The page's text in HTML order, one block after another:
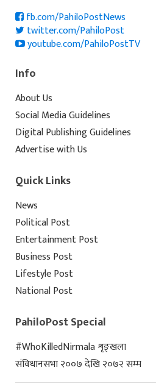
fb.com/PahiloPostNews
twitter.com/PahiloPost
youtube.com/PahiloPostTV
Info
About Us
Social Media Guidelines
Digital Publishing Guidelines
Advertise with Us
Quick Links
News
Political Post
Entertainment Post
Business Post
Lifestyle Post
National Post
PahiloPost Special
#WhoKilledNirmala शृङ्खला
संविधानसभा २००७ देखि २०७२ सम्म